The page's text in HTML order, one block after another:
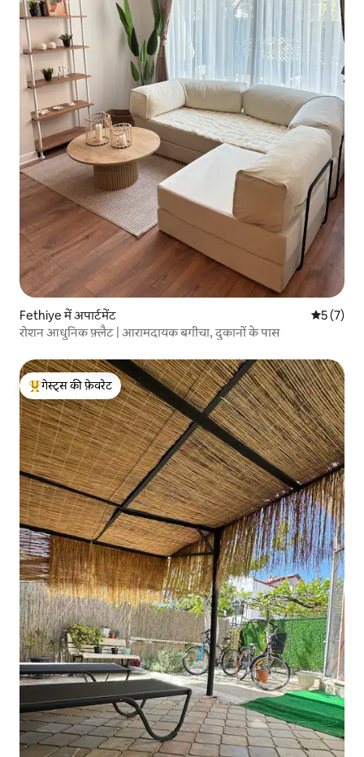
Fethiye में अपार्टमेंट औसत रेटिंग
5 (7)
रोशन आधुनिक फ़्लैट | आरामदायक बगीचा, दुकानों के पास
गेस्ट्स का टॉप फ़ेवरेट
गेस्ट्स की फ़ेवरेट